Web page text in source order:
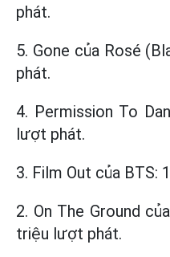
phát.
5. Gone của Rosé
phát.
4. Permission To
lượt phát.
3. Film Out của BTS:
2. On The Ground
triệu lượt phát.